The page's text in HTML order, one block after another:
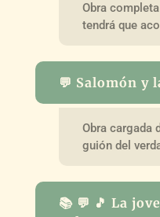
Obra
tendrá que
💬 Salomón y
Obra cargada
guión del
📚 💬 🎵 La